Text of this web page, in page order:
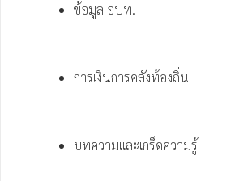
ข้อมูล อปท.
การเงินการคลังท้องถิ่น
บทความและเกร็ดความรู้